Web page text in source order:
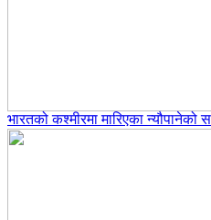
भारतको कश्मीरमा मारिएका न्यौपानेको